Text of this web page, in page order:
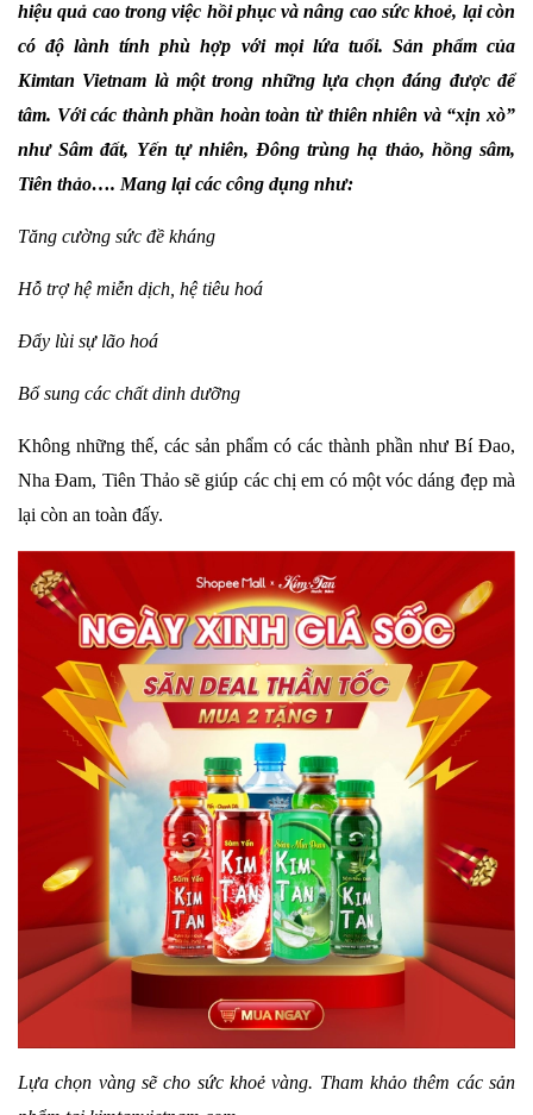
hiệu quả cao trong việc hồi phục và nâng cao sức khoẻ, lại còn
có độ lành tính phù hợp với mọi lứa tuổi. Sản phẩm của
Kimtan Vietnam là một trong những lựa chọn đáng được để
tâm. Với các thành phần hoàn toàn từ thiên nhiên và “xịn xò”
như Sâm đất, Yến tự nhiên, Đông trùng hạ thảo, hồng sâm,
Tiên thảo…. Mang lại các công dụng như:
Tăng cường sức đề kháng
Hỗ trợ hệ miễn dịch, hệ tiêu hoá
Đẩy lùi sự lão hoá
Bổ sung các chất dinh dưỡng
Không những thế, các sản phẩm có các thành phần như Bí Đao,
Nha Đam, Tiên Thảo sẽ giúp các chị em có một vóc dáng đẹp mà
lại còn an toàn đấy.
Lựa chọn vàng sẽ cho sức khoẻ vàng. Tham khảo thêm các sản